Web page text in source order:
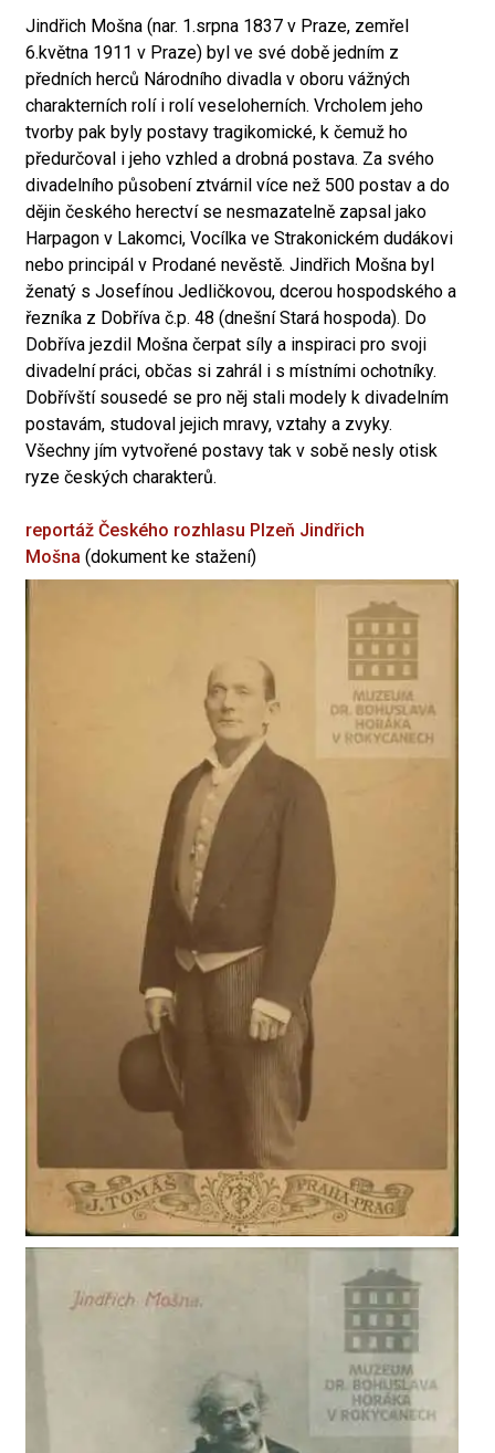
Jindřich Mošna (nar. 1.srpna 1837 v Praze, zemřel
6.května 1911 v Praze) byl ve své době jedním z
předních herců Národního divadla v oboru vážných
charakterních rolí i rolí veseloherních. Vrcholem jeho
tvorby pak byly postavy tragikomické, k čemuž ho
předurčoval i jeho vzhled a drobná postava. Za svého
divadelního působení ztvárnil více než 500 postav a do
dějin českého herectví se nesmazatelně zapsal jako
Harpagon v Lakomci, Vocílka ve Strakonickém dudákovi
nebo principál v Prodané nevěstě. Jindřich Mošna byl
ženatý s Josefínou Jedličkovou, dcerou hospodského a
řezníka z Dobříva č.p. 48 (dnešní Stará hospoda). Do
Dobříva jezdil Mošna čerpat síly a inspiraci pro svoji
divadelní práci, občas si zahrál i s místními ochotníky.
Dobřívští sousedé se pro něj stali modely k divadelním
postavám, studoval jejich mravy, vztahy a zvyky.
Všechny jím vytvořené postavy tak v sobě nesly otisk
ryze českých charakterů.
reportáž Českého rozhlasu Plzeň Jindřich
Mošna (dokument ke stažení)